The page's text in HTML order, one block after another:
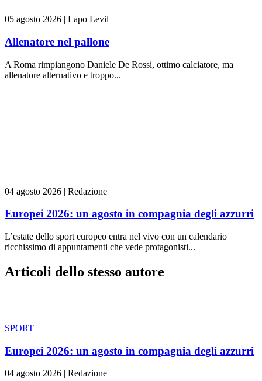
05 agosto 2026 | Lapo Levil
Allenatore nel pallone
A Roma rimpiangono Daniele De Rossi, ottimo calciatore, ma
allenatore alternativo e troppo...
04 agosto 2026 | Redazione
Europei 2026: un agosto in compagnia degli azzurri
L’estate dello sport europeo entra nel vivo con un calendario
ricchissimo di appuntamenti che vede protagonisti...
Articoli dello stesso autore
SPORT
Europei 2026: un agosto in compagnia degli azzurri
04 agosto 2026 | Redazione